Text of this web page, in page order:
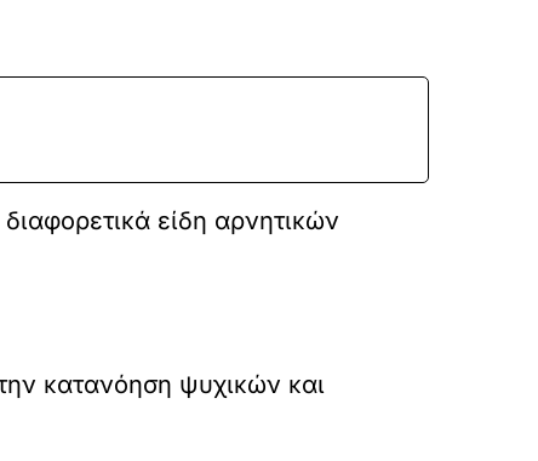
είδη αρνητικών
κατανόηση ψυχικών και